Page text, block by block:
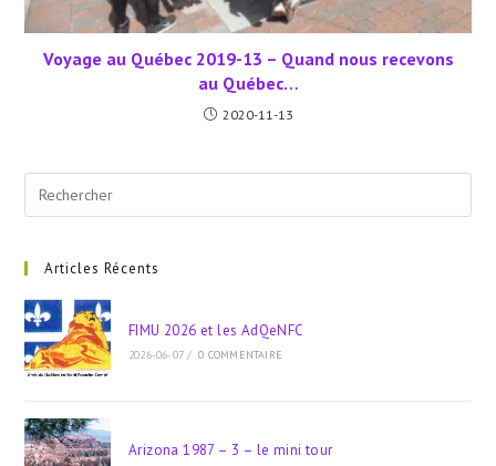
Voyage au Québec 2019-13 – Quand nous recevons
au Québec…
2020-11-13
Articles Récents
FIMU 2026 et les AdQeNFC
2026-06-07 / 0 COMMENTAIRE
Arizona 1987 – 3 – le mini tour